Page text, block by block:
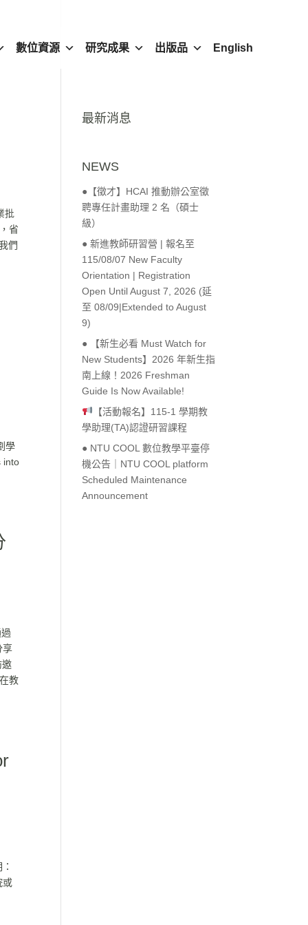
數位資源 研究成果 出版品 English
批
省
們
學
into
享
邀
教
或
最新消息
NEWS
●【徵才】HCAI 推動辦公室徵
聘專任計畫助理 2 名（碩士
級）
● 新進教師研習營 | 報名至
115/08/07 New Faculty
Orientation | Registration
Open Until August 7, 2026 (延
至 08/09|Extended to August
9)
● 【新生必看 Must Watch for
New Students】2026 年新生指
南上線！2026 Freshman
Guide Is Now Available!
【活動報名】115-1 學期教
學助理(TA)認證研習課程
● NTU COOL 數位教學平臺停
機公告｜NTU COOL platform
Scheduled Maintenance
Announcement